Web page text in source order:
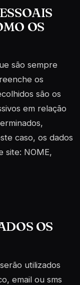
OS
são sempre
os
são os
em relação
caso, os dados
site: NOME,
OS
utilizados
email ou sms